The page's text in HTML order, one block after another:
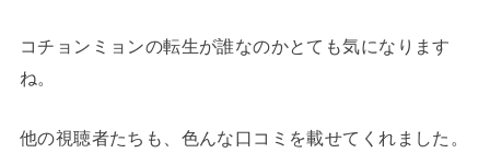
コチョンミョンの転生が誰なのかとても気になります
ね。
他の視聴者たちも、色んな口コミを載せてくれました。